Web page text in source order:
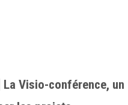
Visio-conférence, un